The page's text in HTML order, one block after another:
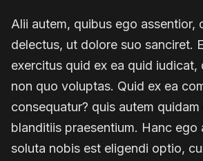
Alii autem, quibus ego assentior,
delectus, ut dolore suo sanciret.
exercitus quid ex ea quid iudicat,
non quo voluptas. Quid ex ea
consequatur? quis autem
blanditiis praesentium. Hanc ego
soluta nobis est eligendi optio,